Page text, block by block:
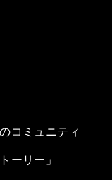
コミュニティ
ーリー」